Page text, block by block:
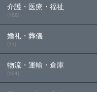
介護・医療・福祉
(168)
婚礼・葬儀
(11)
物流・運輸・倉庫
(124)